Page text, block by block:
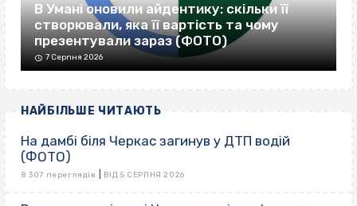
В Умані оновили айдентику: скільки її
створювали, яка її вартість та чому
презентували зараз (ФОТО)
7 Серпня 2026
НАЙБІЛЬШЕ ЧИТАЮТЬ
На дамбі біля Черкас загинув у ДТП водій
(ФОТО)
8 307 переглядів ВІД 5 СЕРПНЯ 2026